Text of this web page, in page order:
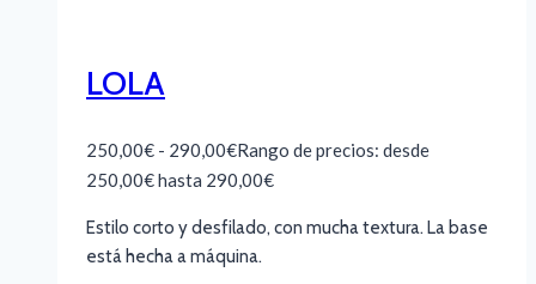
LOLA
250,00€ - 290,00€Rango de precios: desde
250,00€ hasta 290,00€
Estilo corto y desfilado, con mucha textura. La base
está hecha a máquina.